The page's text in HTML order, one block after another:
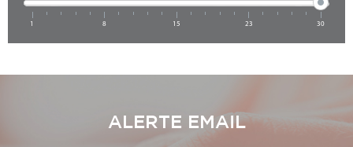
1 8 15 23 30
ALERTE EMAIL